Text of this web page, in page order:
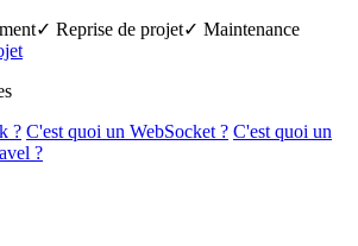
✓ Reprise de projet✓ Maintenance
? C'est quoi un WebSocket ? C'est quoi un
?